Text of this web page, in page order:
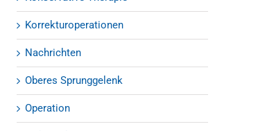
Korrekturoperationen
Nachrichten
Oberes Sprunggelenk
Operation